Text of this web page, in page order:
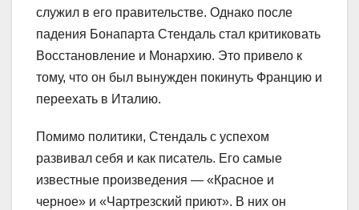
служил в его правительстве. Однако после
падения Бонапарта Стендаль стал критиковать
Восстановление и Монархию. Это привело к
тому, что он был вынужден покинуть Францию и
переехать в Италию.
Помимо политики, Стендаль с успехом
развивал себя и как писатель. Его самые
известные произведения — «Красное и
черное» и «Чартрезский приют». В них он